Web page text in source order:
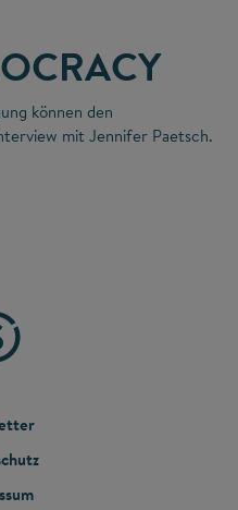
können den
mit Jennifer Paetsch.